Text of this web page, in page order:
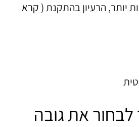
יותר, הרעיון בהתקנת( קרא
את גובה